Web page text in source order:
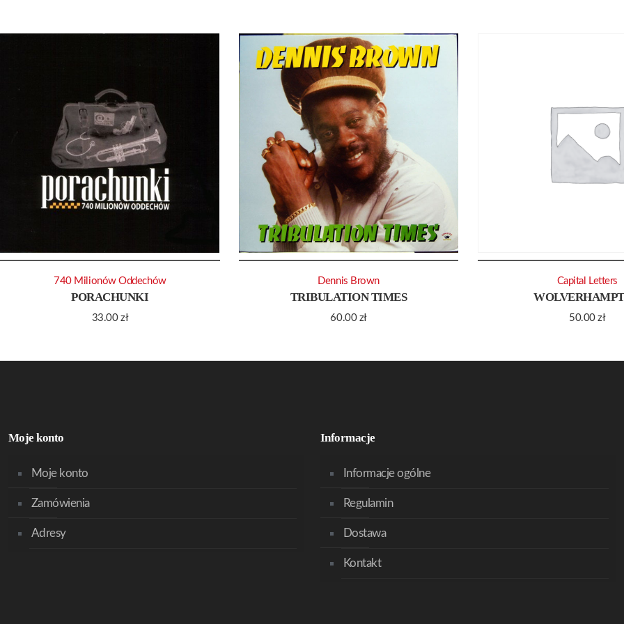
PORACHUNKI
33.00zł
740 Milionów Oddechów
TRIBULATION TIMES
60.00 zł
Dennis Brown
50.00zł
Capital Letters
Moje konto
Moje konto
Zamówienia
Adresy
Informacje
Informacje ogólne
Regulamin
Dostawa
Kontakt